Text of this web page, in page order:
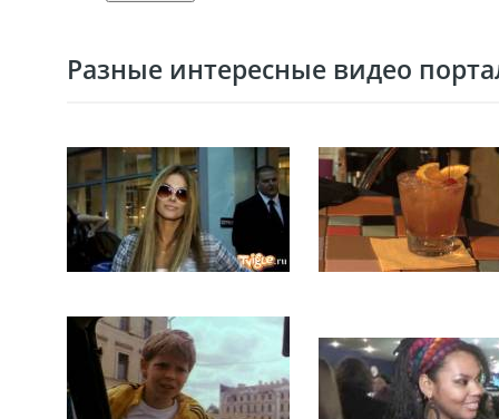
Разные интересные видео